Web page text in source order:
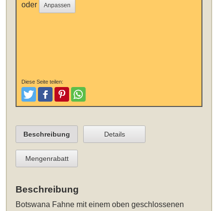
oder Anpassen
Diese Seite teilen:
TweetenPostenPinterestTeilen
Beschreibung Details
Mengenrabatt
Beschreibung
Botswana Fahne mit einem oben geschlossenen